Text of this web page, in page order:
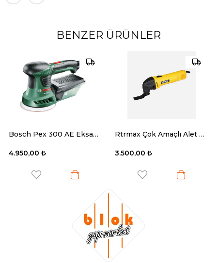
BENZER ÜRÜNLER
Bosch Pex 300 AE Eksantrik Zımpara 125mm 270W
₺
Rtrmax Çok Amaçlı Alet 320W Devir Ayarlı Çantalı
3.500,00 ₺